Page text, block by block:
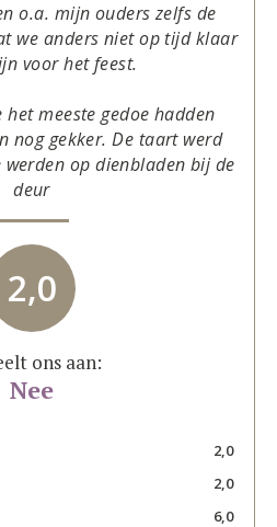
o.a. mijn ouders zelfs de
we anders niet op tijd klaar
voor het feest.
meeste gedoe hadden
nog gekker. De taart werd
op dienbladen bij de
deur
2,0
ons aan:
Nee
2,0
2,0
6,0